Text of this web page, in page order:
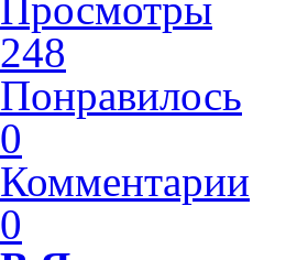
248
Понравилось
0
Комментарии
0